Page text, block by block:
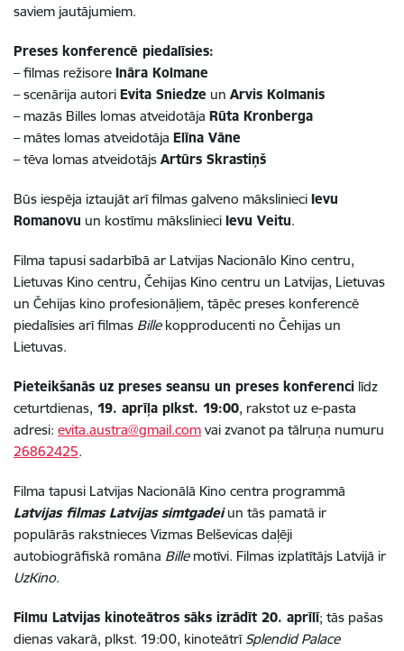
saviem jautājumiem.
Preses konferencē piedalīsies:
– filmas režisore Ināra Kolmane
– scenārija autori Evita Sniedze un Arvis Kolmanis
– mazās Billes lomas atveidotāja Rūta Kronberga
– mātes lomas atveidotāja Elīna Vāne
– tēva lomas atveidotājs Artūrs Skrastiņš
Būs iespēja iztaujāt arī filmas galveno mākslinieci Ievu
Romanovu un kostīmu mākslinieci Ievu Veitu.
Filma tapusi sadarbībā ar Latvijas Nacionālo Kino centru,
Lietuvas Kino centru, Čehijas Kino centru un Latvijas, Lietuvas
un Čehijas kino profesionāļiem, tāpēc preses konferencē
piedalīsies arī filmas Billekopproducenti no Čehijas un
Lietuvas.
Pieteikšanās uz preses seansu un preses konferenci līdz
ceturtdienas, 19. aprīļa plkst. 19:00, rakstot uz e-pasta
adresi: evita.austra@gmail.com vai zvanot pa tālruņa numuru
26862425.
Filma tapusi Latvijas Nacionālā Kino centra programmā
Latvijas filmas Latvijas simtgadeiun tās pamatā ir
populārās rakstnieces Vizmas Belševicas daļēji
autobiogrāfiskā romāna Billemotīvi. Filmas izplatītājs Latvijā ir
UzKino.
Filmu Latvijas kinoteātros sāks izrādīt 20. aprīlī; tās pašas
dienas vakarā, plkst. 19:00, kinoteātrī Splendid Palace